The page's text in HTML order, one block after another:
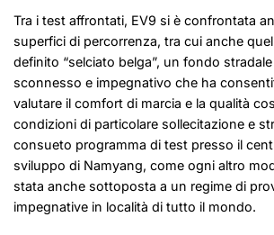
Tra i test affrontati, EV9 si è confrontata
superfici di percorrenza, tra cui anche
definito “selciato belga”, un fondo
sconnesso e impegnativo che ha
valutare il comfort di marcia e la qualità
condizioni di particolare sollecitazione e
consueto programma di test presso il
sviluppo di Namyang, come ogni altro
stata anche sottoposta a un regime di
impegnative in località di tutto il mondo.